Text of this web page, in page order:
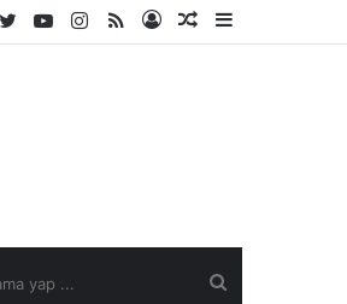
Rastgele
Kayıt
RSS
Instagram
YouTube
Twitter